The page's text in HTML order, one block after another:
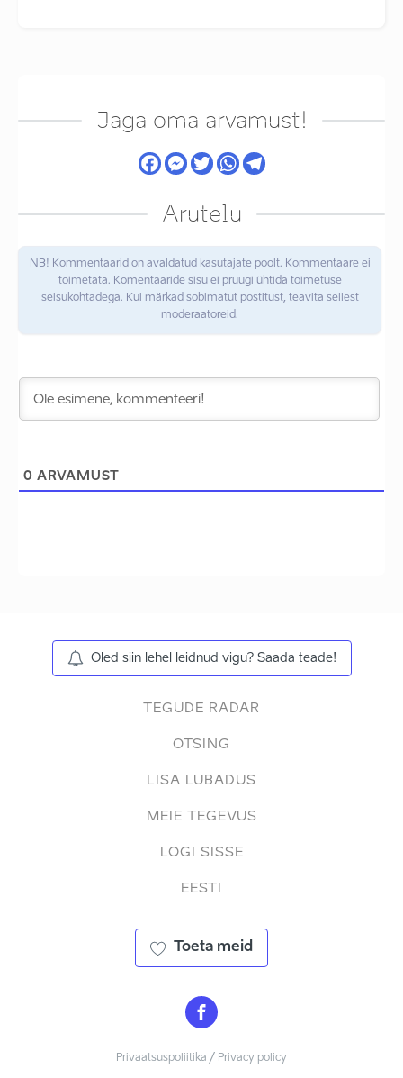
Jaga oma arvamust!
Arutelu
NB! Kommentaarid on avaldatud kasutajate poolt. Kommentaare ei
toimetata. Komentaaride sisu ei pruugi ühtida toimetuse
seisukohtadega. Kui märkad sobimatut postitust, teavita sellest
moderaatoreid.
0 ARVAMUST
Oled siin lehel leidnud vigu? Saada teade!
TEGUDE RADAR
OTSING
LISA LUBADUS
MEIE TEGEVUS
LOGI SISSE
EESTI
Toeta meid
Privaatsuspoliitika / Privacy policy